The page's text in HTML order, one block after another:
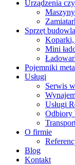
Urządzenia
Sprzęt
Mini
Pojemniki
Usługi
Serwis
Usługi
Odbiory
O firmie
Blog
Kontakt